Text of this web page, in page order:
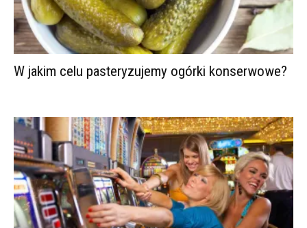
W jakim celu pasteryzujemy ogórki konserwowe?